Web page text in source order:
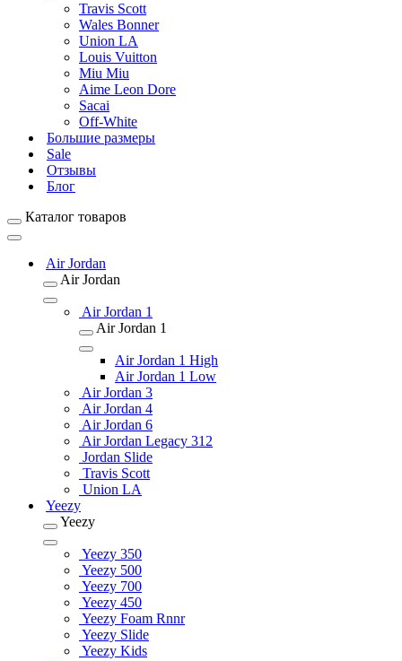
Travis Scott
Wales Bonner
Union LA
Louis Vuitton
Miu Miu
Aime Leon Dore
Sacai
Off-White
Большие размеры
Sale
Отзывы
Блог
Каталог товаров
Air Jordan
Air Jordan
Air Jordan 1
Air Jordan 1
Air Jordan 1 High
Air Jordan 1 Low
Air Jordan 3
Air Jordan 4
Air Jordan 6
Air Jordan Legacy 312
Jordan Slide
Travis Scott
Union LA
Yeezy
Yeezy
Yeezy 350
Yeezy 500
Yeezy 700
Yeezy 450
Yeezy Foam Rnnr
Yeezy Slide
Yeezy Kids